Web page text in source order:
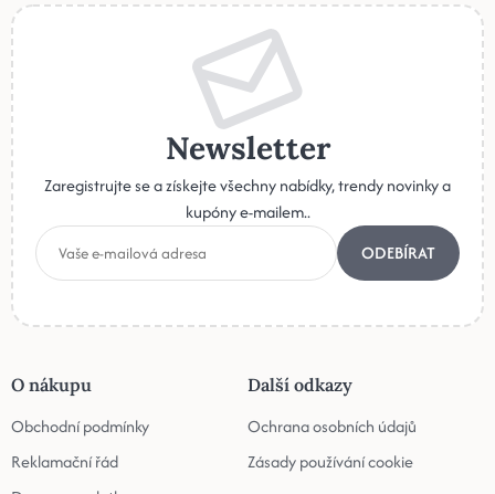
Newsletter
Zaregistrujte se a získejte všechny nabídky, trendy novinky a
kupóny e-mailem..
ODEBÍRAT
O nákupu
Obchodní podmínky
Reklamační řád
Další odkazy
Ochrana osobních údajů
Zásady používání cookie